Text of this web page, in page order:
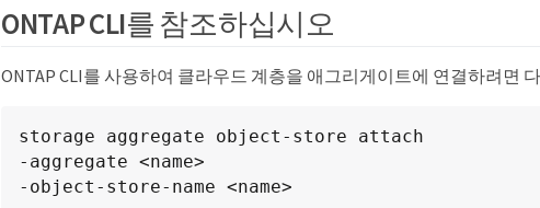
ONTAP CLI를 참조하십시오
ONTAP CLI를 사용하여 클라우드 계층을 애그리게이트에 연결하려면
storage aggregate object-store attach
-aggregate <name>
-object-store-name <name>